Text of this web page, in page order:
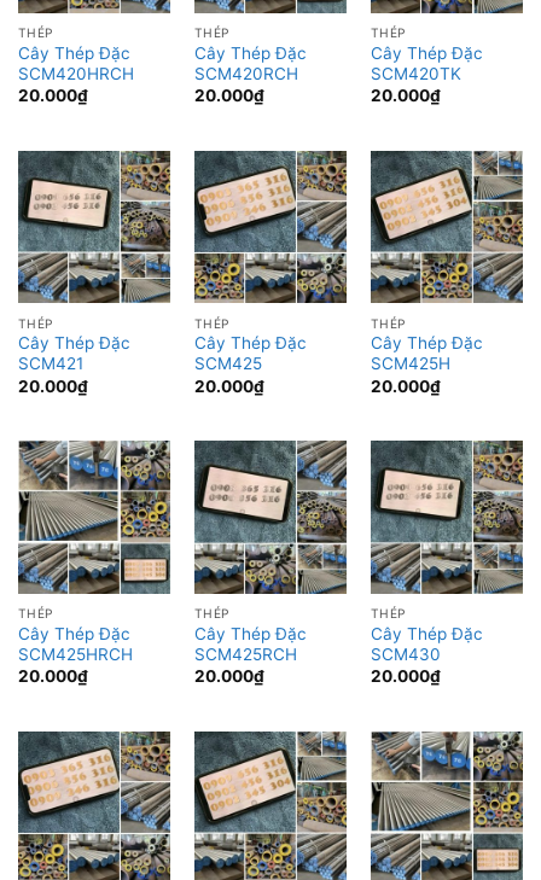
THÉP
Cây Thép Đặc
SCM420HRCH
20.000₫
THÉP
Cây Thép Đặc
SCM420RCH
20.000₫
THÉP
Cây Thép Đặc
SCM420TK
20.000₫
THÉP
Cây Thép Đặc
SCM421
20.000₫
THÉP
Cây Thép Đặc
SCM425
20.000₫
THÉP
Cây Thép Đặc
SCM425H
20.000₫
THÉP
Cây Thép Đặc
SCM425HRCH
20.000₫
THÉP
Cây Thép Đặc
SCM425RCH
20.000₫
THÉP
Cây Thép Đặc
SCM430
20.000₫